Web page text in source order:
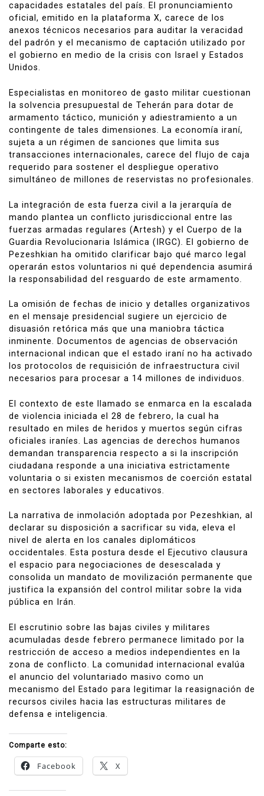
capacidades estatales del país. El pronunciamiento
oficial, emitido en la plataforma X, carece de los
anexos técnicos necesarios para auditar la veracidad
del padrón y el mecanismo de captación utilizado por
el gobierno en medio de la crisis con Israel y Estados
Unidos.
Especialistas en monitoreo de gasto militar cuestionan
la solvencia presupuestal de Teherán para dotar de
armamento táctico, munición y adiestramiento a un
contingente de tales dimensiones. La economía iraní,
sujeta a un régimen de sanciones que limita sus
transacciones internacionales, carece del flujo de caja
requerido para sostener el despliegue operativo
simultáneo de millones de reservistas no profesionales.
La integración de esta fuerza civil a la jerarquía de
mando plantea un conflicto jurisdiccional entre las
fuerzas armadas regulares (Artesh) y el Cuerpo de la
Guardia Revolucionaria Islámica (IRGC). El gobierno de
Pezeshkian ha omitido clarificar bajo qué marco legal
operarán estos voluntarios ni qué dependencia asumirá
la responsabilidad del resguardo de este armamento.
La omisión de fechas de inicio y detalles organizativos
en el mensaje presidencial sugiere un ejercicio de
disuasión retórica más que una maniobra táctica
inminente. Documentos de agencias de observación
internacional indican que el estado iraní no ha activado
los protocolos de requisición de infraestructura civil
necesarios para procesar a 14 millones de individuos.
El contexto de este llamado se enmarca en la escalada
de violencia iniciada el 28 de febrero, la cual ha
resultado en miles de heridos y muertos según cifras
oficiales iraníes. Las agencias de derechos humanos
demandan transparencia respecto a si la inscripción
ciudadana responde a una iniciativa estrictamente
voluntaria o si existen mecanismos de coerción estatal
en sectores laborales y educativos.
La narrativa de inmolación adoptada por Pezeshkian, al
declarar su disposición a sacrificar su vida, eleva el
nivel de alerta en los canales diplomáticos
occidentales. Esta postura desde el Ejecutivo clausura
el espacio para negociaciones de desescalada y
consolida un mandato de movilización permanente que
justifica la expansión del control militar sobre la vida
pública en Irán.
El escrutinio sobre las bajas civiles y militares
acumuladas desde febrero permanece limitado por la
restricción de acceso a medios independientes en la
zona de conflicto. La comunidad internacional evalúa
el anuncio del voluntariado masivo como un
mecanismo del Estado para legitimar la reasignación de
recursos civiles hacia las estructuras militares de
defensa e inteligencia.
Comparte esto:
Facebook X